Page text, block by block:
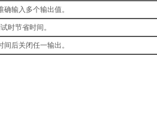
确输入多个输出值。
时节省时间。
间后关闭任一输出。